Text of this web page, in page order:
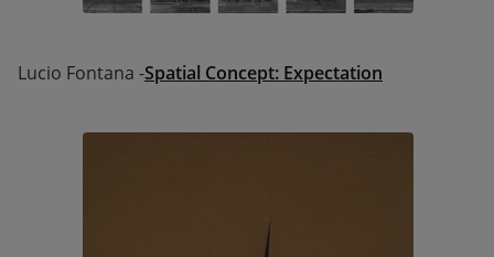
Lucio Fontana -Spatial Concept: Expectation